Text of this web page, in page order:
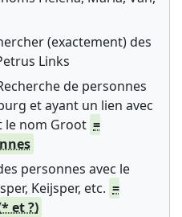
(exactement) des
Links
de personnes
et ayant un lien avec
le nom Groot =
personnes avec le
Keijsper, etc. =
et ?)